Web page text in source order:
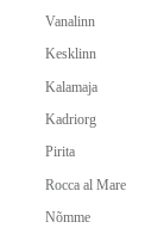
Vanalinn
Kesklinn
Kalamaja
Kadriorg
Pirita
Rocca al Mare
Nõmme